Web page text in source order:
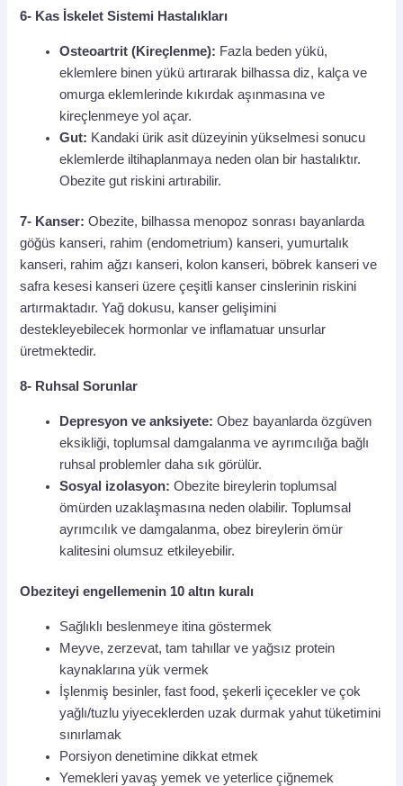
6- Kas İskelet Sistemi Hastalıkları
Osteoartrit (Kireçlenme): Fazla beden yükü,
eklemlere binen yükü artırarak bilhassa diz, kalça ve
omurga eklemlerinde kıkırdak aşınmasına ve
kireçlenmeye yol açar.
Gut: Kandaki ürik asit düzeyinin yükselmesi sonucu
eklemlerde iltihaplanmaya neden olan bir hastalıktır.
Obezite gut riskini artırabilir.
7- Kanser:Obezite, bilhassa menopoz sonrası bayanlarda
göğüs kanseri, rahim (endometrium) kanseri, yumurtalık
kanseri, rahim ağzı kanseri, kolon kanseri, böbrek kanseri ve
safra kesesi kanseri üzere çeşitli kanser cinslerinin riskini
artırmaktadır. Yağ dokusu, kanser gelişimini
destekleyebilecek hormonlar ve inflamatuar unsurlar
üretmektedir.
8- Ruhsal Sorunlar
Depresyon ve anksiyete: Obez bayanlarda özgüven
eksikliği, toplumsal damgalanma ve ayrımcılığa bağlı
ruhsal problemler daha sık görülür.
Sosyal izolasyon: Obezite bireylerin toplumsal
ömürden uzaklaşmasına neden olabilir. Toplumsal
ayrımcılık ve damgalanma, obez bireylerin ömür
kalitesini olumsuz etkileyebilir.
Obeziteyi engellemenin 10 altın kuralı
Sağlıklı beslenmeye itina göstermek
Meyve, zerzevat, tam tahıllar ve yağsız protein
kaynaklarına yük vermek
İşlenmiş besinler, fast food, şekerli içecekler ve çok
yağlı/tuzlu yiyeceklerden uzak durmak yahut tüketimini
sınırlamak
Porsiyon denetimine dikkat etmek
Yemekleri yavaş yemek ve yeterlice çiğnemek